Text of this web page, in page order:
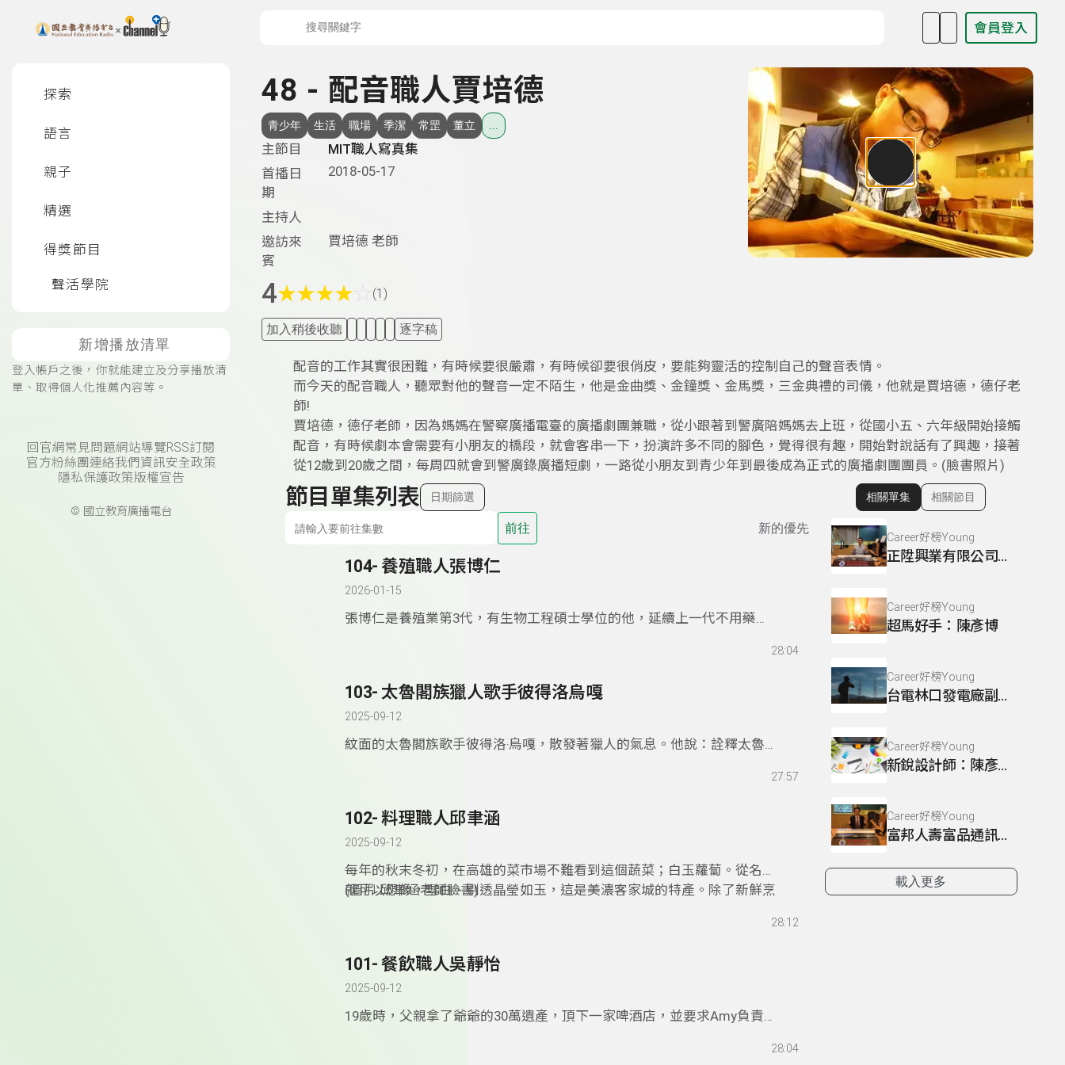
上方功能區塊 會員登入
探索
語言
親子
精選
得獎節目
聲活學院
新增播放清單
登入帳戶之後，你就能建立及分享播放清
單、取得個人化推薦內容等。
回官網常見問題網站導覽RSS訂閱
官方粉絲團連絡我們 資訊安全政策
隱私保護政策版權宣告
© 國立教育廣播電台
48 - 配音職人賈培德
青少年 生活 職場 季潔 常罡 董立
主節目
MIT職人寫真集
首播日
期
2018-05-17
主持人
邀訪來
賓
賈培德 老師
4★★★★ (1)
加入稍後收聽 逐字稿
配音的工作其實很困難，有時候要很嚴肅，有時候卻要很俏皮，要能夠靈活的控制自己的聲音表情。
而今天的配音職人，聽眾對他的聲音一定不陌生，他是金曲獎、金鐘獎、金馬獎，三金典禮的司儀，他就是賈培德，德仔老
師!
賈培德，德仔老師，因為媽媽在警察廣播電臺的廣播劇團兼職，從小跟著到警廣陪媽媽去上班，從國小五、六年級開始接觸
配音，有時候劇本會需要有小朋友的橋段，就會客串一下，扮演許多不同的腳色，覺得很有趣，開始對說話有了興趣，接著
從12歲到20歲之間，每周四就會到警廣錄廣播短劇，一路從小朋友到青少年到最後成為正式的廣播劇團團員。(臉書照片)
節目單集列表 日期篩選
前往 新的優先
104- 養殖職人張博仁
2026-01-15
張博仁是養殖業第3代，有生物工程碩士學位的他，延續上一代不用藥物
28:04
103- 太魯閣族獵人歌手彼得洛烏嘎
2025-09-12
紋面的太魯閣族歌手彼得洛‧烏嘎，散發著獵人的氣息。他說：詮釋太魯閣
也嚮往山林，彼得洛小學三年級就「提前畢業」，跟著長輩學習如何成為
太魯閣族獵人，這些技能讓他現在能帶領遊客深刻體驗太魯閣族文化。
強健的體魄，讓他在海軍陸戰隊兩棲偵搜營退役後，在新店的游泳池擔任
管理員，也結識了從事音樂創作的妻子薛國芳。 91年彼得洛與妻子在故
鄉花蓮縣秀林鄉佳民村成立葛都桑音樂工作室，「葛都桑」是復活、重生
之意，取名於發生在佳民村的歷史事件，「葛都桑」有錄音室，除了接受
今有4張專輯「台灣賽德克」「太魯閣心民謠」「太魯閣民謠精選第一輯
慶豐收」以及「東拓」，其中「台灣賽德克」觸發魏得聖導演，而有日後
27:57
102- 料理職人邱聿涵
2025-09-12
每年的秋末冬初，在高雄的菜市場不難看到這個蔬菜；白玉蘿蔔。從名稱
就可以想像，雪白、剔透晶瑩如玉，這是美濃客家城的特產。除了新鮮烹
涵。大家喊她三姊。
三姊和二姊邱育芳共同經營
人田美濃客家菜。二姊妹從早忙到晚，卻只是領薪水而已，沒分紅嗎？二
(圖片:邱聿涵老師臉書)
28:12
101- 餐飲職人吳靜怡
2025-09-12
19歲時，父親拿了爺爺的30萬遺產，頂下一家啤酒店，並要求Amy負責，
會調酒，連啤酒有幾種都搞不清楚。但是，想讓媽媽過好日子，想要永遠28:04
顯示相關單集
相關單集 相關節目
Career好榜Young
正陞興業有限公司負責人：秦鈺勛
Career好榜Young
超馬好手：陳彥博
Career好榜Young
台電林口發電廠副廠長：朱記民
Career好榜Young
新銳設計師：陳彥廷
Career好榜Young
富邦人壽富品通訊處經理：鄧孚松
載入更多